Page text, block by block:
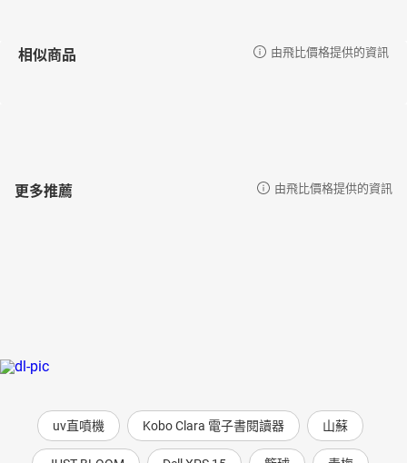
相似商品 由飛比價格提供的資訊
更多推薦 由飛比價格提供的資訊
uv直噴機 Kobo Clara 電子書閱讀器 山蘇